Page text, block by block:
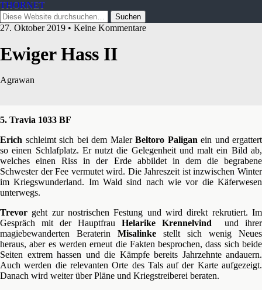
THORNET
27. Oktober 2019 • Keine Kommentare
Ewiger Hass II
Agrawan
5. Travia 1033 BF
Erich schleimt sich bei dem Maler Beltoro Paligan ein und ergattert
so einen Schlafplatz. Er nutzt die Gelegenheit und malt ein Bild ab,
welches einen Riss in der Erde abbildet in dem die begrabene
Schwester der Fee vermutet wird. Die Jahreszeit ist inzwischen Winter
im Kriegswunderland. Im Wald sind nach wie vor die Käferwesen
unterwegs.
Trevor geht zur nostrischen Festung und wird direkt rekrutiert. Im
Gespräch mit der Hauptfrau Helarike Krennelvind
und ihrer
magiebewanderten Beraterin Misalinke stellt sich wenig Neues
heraus, aber es werden erneut die Fakten besprochen, dass sich beide
Seiten extrem hassen und die Kämpfe bereits Jahrzehnte andauern.
Auch werden die relevanten Orte des Tals auf der Karte aufgezeigt.
Danach wird weiter über Pläne und Kriegstreiberei beraten.